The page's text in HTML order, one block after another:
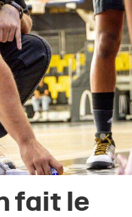
fait le